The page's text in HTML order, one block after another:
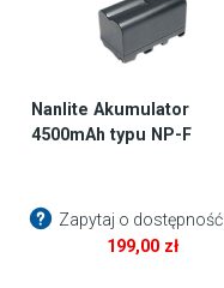
Nanlite Akumulator
4500mAh typu NP-F
Zapytaj o dostępność
199,00 zł